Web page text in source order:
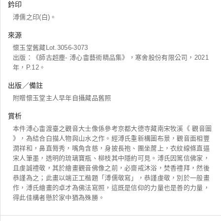
鈐印
溥儒之印(白)。
來源
懷玉堂舊藏Lot.3056-3073
出版：《師古超塵- 溥心畬藝術精品集》，寒舍股份有限公司，2021
年，P.12。
出版／備註
附贈懷玉堂主人早年自攝藏品舊照
賞析
本件溥心畬渡臺之觀音大士像係參考京都大德寺藏南宋牧溪《 觀音圖
》，為結合白描人物與山水之作。經溥氏重新構圖布景，觀音面相豐
潤祥和，鼻直脣秀，嘴角含慈，身披長袍、團坐蓆上，衣紋線條直逼
宋人筆墨，透明的琉璃寶瓶、柳枝其中隱約可見。溥氏因篤信佛家，
且虔誠禮敬，其於繪畫觀音佛像之前，必齋戒沐浴，焚香禮拜，然後
恭謹為之；此畫以端正工楷題「溥儒敬寫」，恭謹虔敬，別於一般畫
作，溥氏繪畫的卓才為佛法寫照，這既是信仰的力量也是善的力量，
得此佳構者懸於家中猶為殊勝。